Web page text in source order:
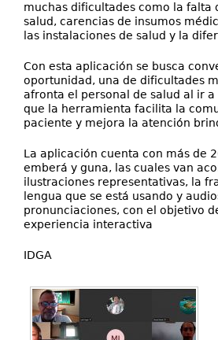
muchas dificultades como la falta
salud, carencias de insumos
las instalaciones de salud y la
Con esta aplicación se busca
oportunidad, una de dificultades
afronta el personal de salud al ir a
que la herramienta facilita la
paciente y mejora la atención
La aplicación cuenta con más de
emberá y guna, las cuales van
ilustraciones representativas, la
lengua que se está usando y
pronunciaciones, con el objetivo
experiencia interactiva
IDGA